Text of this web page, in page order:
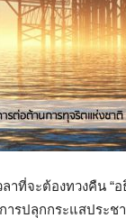
ลาที่จะต้องทวงคืน “
ารปลุกกระแสประช